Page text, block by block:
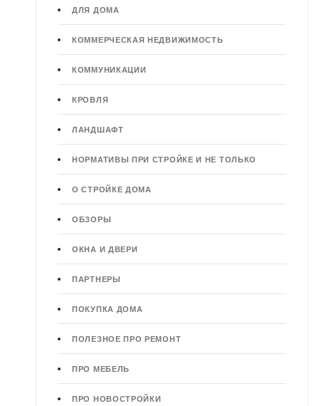
ДЛЯ ДОМА
КОММЕРЧЕСКАЯ НЕДВИЖИМОСТЬ
КОММУНИКАЦИИ
КРОВЛЯ
ЛАНДШАФТ
НОРМАТИВЫ ПРИ СТРОЙКЕ И НЕ ТОЛЬКО
О СТРОЙКЕ ДОМА
ОБЗОРЫ
ОКНА И ДВЕРИ
ПАРТНЕРЫ
ПОКУПКА ДОМА
ПОЛЕЗНОЕ ПРО РЕМОНТ
ПРО МЕБЕЛЬ
ПРО НОВОСТРОЙКИ